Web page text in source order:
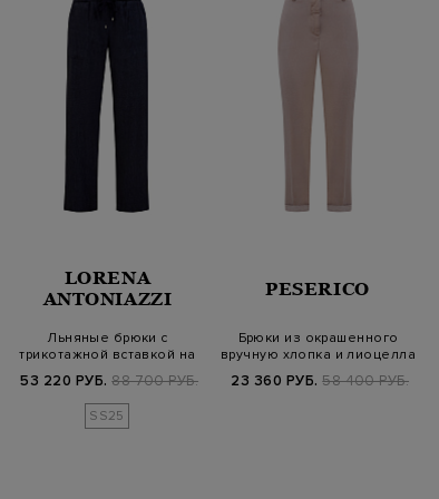
LORENA
ANTONIAZZI
Льняные брюки с
трикотажной вставкой на
53 220 РУБ. 88 700 РУБ.
SS25
PESERICO
Брюки из окрашенного
вручную хлопка и лиоцелла
23 360 РУБ. 58 400 РУБ.